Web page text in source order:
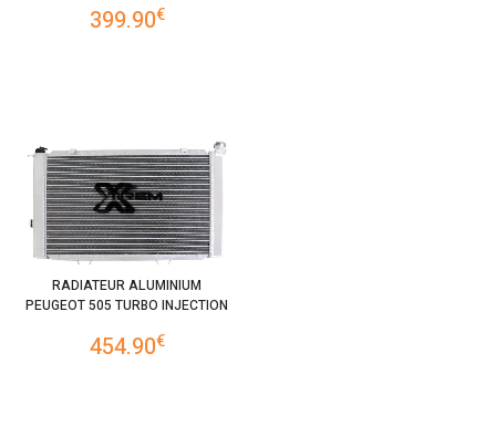
399.90€
RADIATEUR ALUMINIUM
PEUGEOT 505 TURBO INJECTION
454.90€